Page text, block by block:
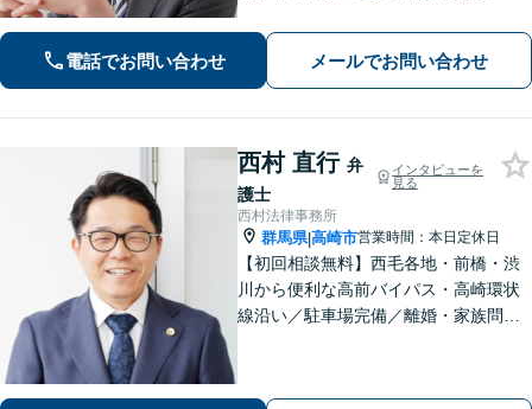
法務など】ご相談者さまに寄り添い、
きめ細やかな対応で、スピーディーに
最良の解決を目指します【土日・夜間
相談可能】。
電話でお問い合わせ メールでお問い合わせ
西村 直行 弁
護士
インタビューを
見る
西村法律事務所
群馬県|高崎市営業時間：本日定休日
【初回相談無料】西毛各地・前橋・渋
川から便利な高前バイパス・高崎環状
線沿い／駐車場完備／離婚・家族問